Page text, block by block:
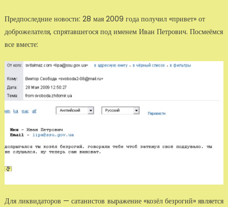
Предпоследние новости: 28 мая 2009 года получил «привет» от
доброжелателя, спрятавше­гося под именем Иван Петрович. Посмеёмся
все вместе:
Для ликвидаторов — сатанистов выражение «козёл безрогий» является